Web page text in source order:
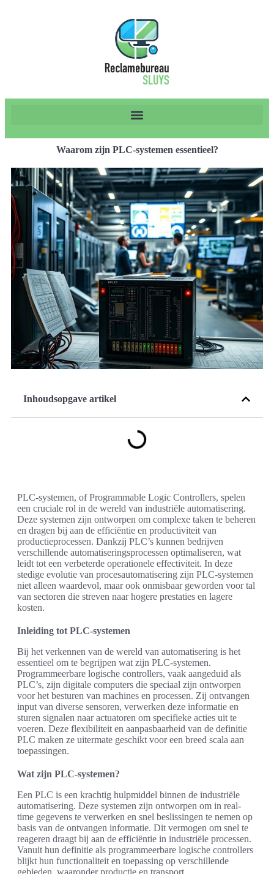
Waarom zijn PLC-systemen essentieel?
Inhoudsopgave artikel
PLC-systemen, of Programmable Logic Controllers, spelen
een cruciale rol in de wereld van industriële automatisering.
Deze systemen zijn ontworpen om complexe taken te beheren
en dragen bij aan de efficiëntie en productiviteit van
productieprocessen. Dankzij PLC’s kunnen bedrijven
verschillende automatiseringsprocessen optimaliseren, wat
leidt tot een verbeterde operationele effectiviteit. In deze
stedige evolutie van procesautomatisering zijn PLC-systemen
niet alleen waardevol, maar ook onmisbaar geworden voor tal
van sectoren die streven naar hogere prestaties en lagere
kosten.
Inleiding tot PLC-systemen
Bij het verkennen van de wereld van automatisering is het
essentieel om te begrijpen wat zijn PLC-systemen.
Programmeerbare logische controllers, vaak aangeduid als
PLC’s, zijn digitale computers die speciaal zijn ontworpen
voor het besturen van machines en processen. Zij ontvangen
input van diverse sensoren, verwerken deze informatie en
sturen signalen naar actuatoren om specifieke acties uit te
voeren. Deze flexibiliteit en aanpasbaarheid van de definitie
PLC maken ze uitermate geschikt voor een breed scala aan
toepassingen.
Wat zijn PLC-systemen?
Een PLC is een krachtig hulpmiddel binnen de industriële
automatisering. Deze systemen zijn ontworpen om in real-
time gegevens te verwerken en snel beslissingen te nemen op
basis van de ontvangen informatie. Dit vermogen om snel te
reageren draagt bij aan de efficiëntie in industriële processen.
Vanuit hun definitie als programmeerbare logische controllers
blijkt hun functionaliteit en toepassing op verschillende